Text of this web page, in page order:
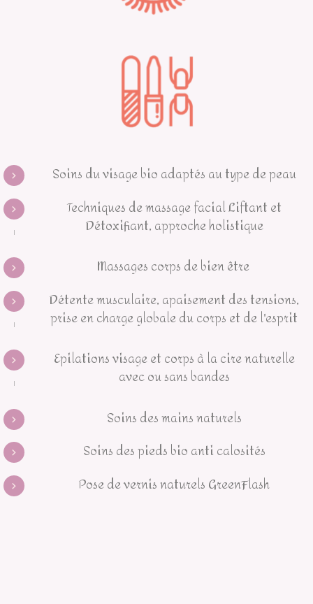
Soins du visage bio adaptés au type de peau
Techniques de massage facial Liftant et
Détoxifiant, approche holistique
Massages corps de bien être
Détente musculaire, apaisement des tensions,
prise en charge globale du corps et de l'esprit
Epilations visage et corps à la cire naturelle
avec ou sans bandes
Soins des mains naturels
Soins des pieds bio anti calosités
Pose de vernis naturels GreenFlash